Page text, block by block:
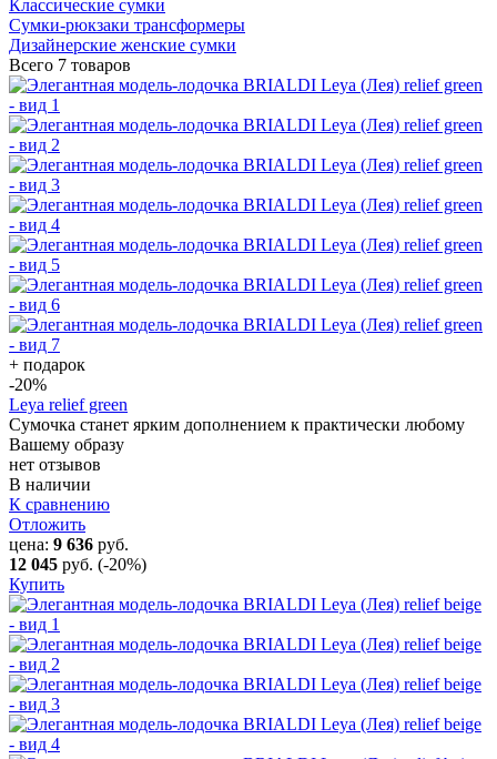
Классические сумки
Сумки-рюкзаки трансформеры
Дизайнерские женские сумки
Всего 7 товаров
+ подарок
-20%
Leya relief green
Сумочка станет ярким дополнением к практически любому
Вашему образу
нет отзывов
В наличии
К сравнению
Отложить
цена: 9 636 руб.
12 045 руб. (-20%)
Купить